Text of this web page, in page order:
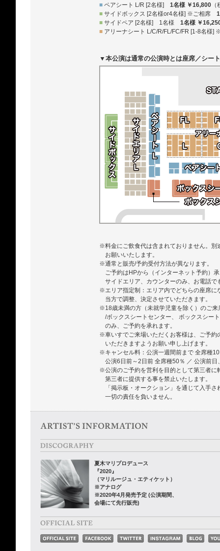
■ ペアシート L/R [2名様] 1名様 ￥16,800
■ サイドボックス [2名様or4名様] ※ご相席
■ サイドペア [2名様] 1名様 1名様 ￥
■ アリーナシート L/C/R/FL/FC/FR [1-8名
▼本公演は通常の公演時とは座席／シー
※料金にご飲食代は含まれておりません。別
お願いいたします。
※通常と販売/予約受付方法が異なります。
ご予約はHPから（インターネット予約）
サイドエリア、カウンターのみ、お電話で
※エリア指定制：エリア内でどちらの座席に
当方で調整、決定させていただきます。
※18歳未満の方（未就学児童を除く）のご来
/ボックスシートセンター、 ボックスシー
のみ、ご予約を承れます。
※車いすでご来場いただくお客様は、ご予約
いただきますようお願い申し上げます。
※キャンセル料：公演一週間前まで 全席種
公演6日前～2日前 全席種50％ ／ 公演前日
※公演のご予約を営利を目的として第三者に
第三者に提供する事を禁止いたします。
「掲示板・オークション」を通じて入手さ
一切の責任を負いません。
夏木マリプロデュース
『2020』
（マリルージュ・エティケット）
※アナログ
※2020年4月発売予定 (公演期間、
会場にて先行販売)